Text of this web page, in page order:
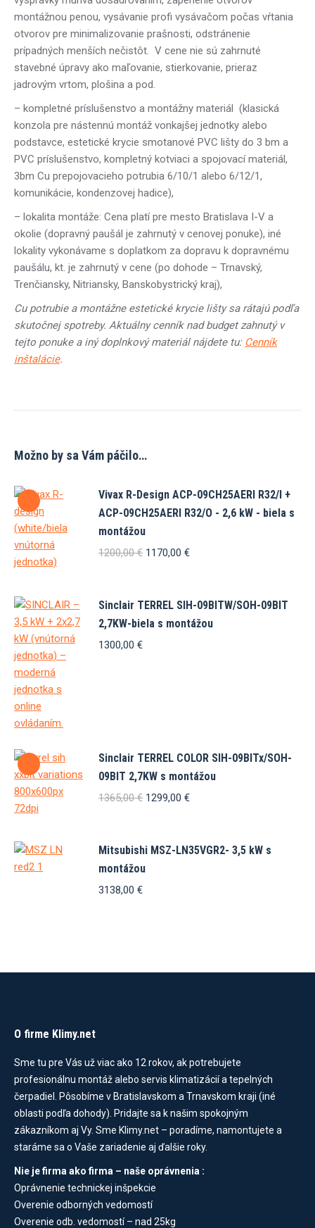
montážnou penou, vysávanie profi vysávačom počas vŕtania
otvorov pre minimalizovanie prašnosti, odstránenie
prípadných menších nečistôt. V cene nie sú zahrnuté
stavebné úpravy ako maľovanie, stierkovanie, prieraz
jadrovým vrtom, plošina a pod.
– kompletné príslušenstvo a montážny materiál (klasická
konzola pre nástennú montáž vonkajšej jednotky alebo
podstavce, estetické krycie smotanové PVC lišty do 3 bm a
PVC príslušenstvo, kompletný kotviaci a spojovací materiál,
3bm Cu prepojovacieho potrubia 6/10/1 alebo 6/12/1,
komunikácie, kondenzovej hadice),
– lokalita montáže: Cena platí pre mesto Bratislava I-V a
okolie (dopravný paušál je zahrnutý v cenovej ponuke), iné
lokality vykonávame s doplatkom za dopravu k dopravnému
paušálu, kt. je zahrnutý v cene (po dohode – Trnavský,
Trenčiansky, Nitriansky, Banskobystrický kraj),
Cu potrubie a montážne estetické krycie lišty sa rátajú podľa
skutočnej spotreby. Aktuálny cenník nad budget zahnutý v
tejto ponuke a iný doplnkový materiál nájdete tu: Cenník
inštalácie.
Možno by sa Vám páčilo…
Vivax R-Design ACP-09CH25AERI R32/I +
ACP-09CH25AERI R32/O - 2,6 kW - biela s
montážou
1200,00€ Pôvodná
1200,00 €.
1170,00 €Aktuálna
1170,00 €.
Sinclair TERREL SIH-09BITW/SOH-09BIT
2,7KW-biela s montážou
1300,00 €
Sinclair TERREL COLOR SIH-09BITx/SOH-
09BIT 2,7KW s montážou
1365,00€ Pôvodná
1365,00 €.
1299,00 €Aktuálna
1299,00 €.
Mitsubishi MSZ-LN35VGR2- 3,5 kW s
montážou
3138,00 €
O firme Klimy.net
Sme tu pre Vás už viac ako 12 rokov, ak potrebujete
profesionálnu montáž alebo servis klimatizácií a tepelných
čerpadiel. Pôsobíme v Bratislavskom a Trnavskom kraji (iné
oblasti podľa dohody). Pridajte sa k našim spokojným
zákazníkom aj Vy. Sme Klimy.net – poradíme, namontujete a
staráme sa o Vaše zariadenie aj ďalšie roky.
Nie je firma ako firma – naše oprávnenia :
Oprávnenie technickej inšpekcie
Overenie odborných vedomostí
Overenie odb. vedomostí – nad 25kg